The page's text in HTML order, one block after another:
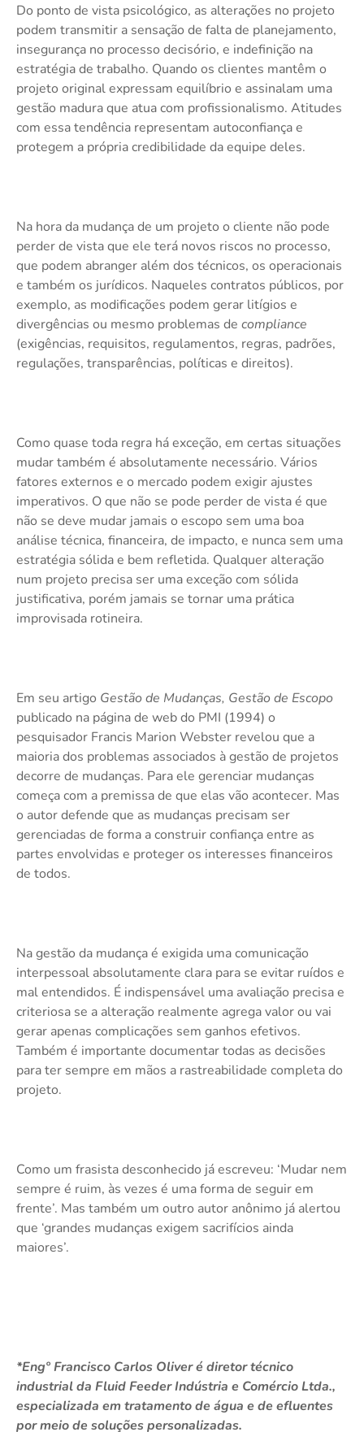
Do ponto de vista psicológico, as alterações no projeto
podem transmitir a sensação de falta de planejamento,
insegurança no processo decisório, e indefinição na
estratégia de trabalho. Quando os clientes mantêm o
projeto original expressam equilíbrio e assinalam uma
gestão madura que atua com profissionalismo. Atitudes
com essa tendência representam autoconfiança e
protegem a própria credibilidade da equipe deles.
Na hora da mudança de um projeto o cliente não pode
perder de vista que ele terá novos riscos no processo,
que podem abranger além dos técnicos, os operacionais
e também os jurídicos. Naqueles contratos públicos, por
exemplo, as modificações podem gerar litígios e
divergências ou mesmo problemas de compliance
(exigências, requisitos, regulamentos, regras, padrões,
regulações, transparências, políticas e direitos).
Como quase toda regra há exceção, em certas situações
mudar também é absolutamente necessário. Vários
fatores externos e o mercado podem exigir ajustes
imperativos. O que não se pode perder de vista é que
não se deve mudar jamais o escopo sem uma boa
análise técnica, financeira, de impacto, e nunca sem uma
estratégia sólida e bem refletida. Qualquer alteração
num projeto precisa ser uma exceção com sólida
justificativa, porém jamais se tornar uma prática
improvisada rotineira.
Em seu artigo Gestão de Mudanças, Gestão de Escopo
publicado na página de web do PMI (1994) o
pesquisador Francis Marion Webster revelou que a
maioria dos problemas associados à gestão de projetos
decorre de mudanças. Para ele gerenciar mudanças
começa com a premissa de que elas vão acontecer. Mas
o autor defende que as mudanças precisam ser
gerenciadas de forma a construir confiança entre as
partes envolvidas e proteger os interesses financeiros
de todos.
Na gestão da mudança é exigida uma comunicação
interpessoal absolutamente clara para se evitar ruídos e
mal entendidos. É indispensável uma avaliação precisa e
criteriosa se a alteração realmente agrega valor ou vai
gerar apenas complicações sem ganhos efetivos.
Também é importante documentar todas as decisões
para ter sempre em mãos a rastreabilidade completa do
projeto.
Como um frasista desconhecido já escreveu: ‘Mudar nem
sempre é ruim, às vezes é uma forma de seguir em
frente’. Mas também um outro autor anônimo já alertou
que ‘grandes mudanças exigem sacrifícios ainda
maiores’.
*Engº Francisco Carlos Oliver é diretor técnico
industrial da Fluid Feeder Indústria e Comércio Ltda.,
especializada em tratamento de água e de efluentes
por meio de soluções personalizadas.